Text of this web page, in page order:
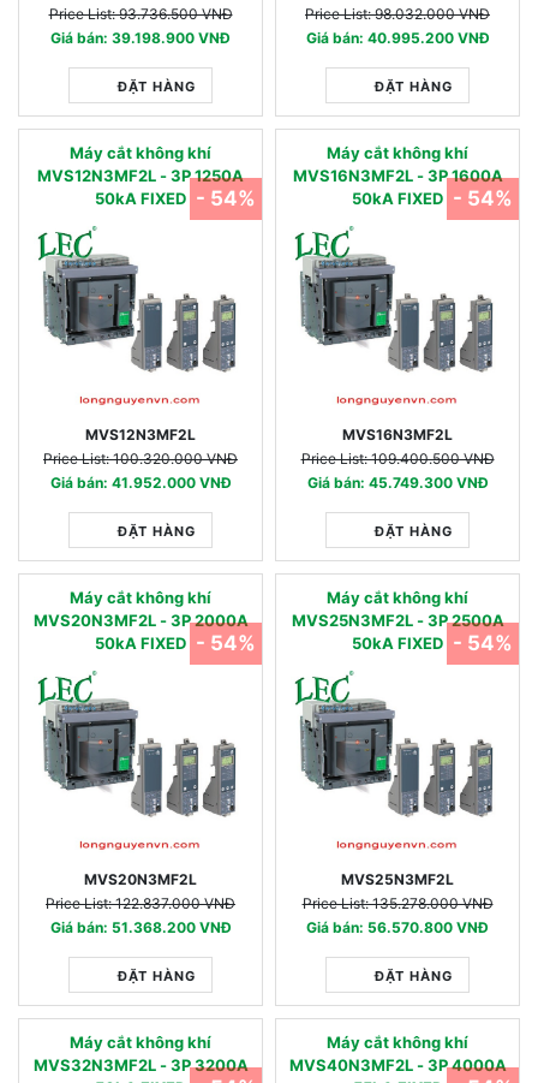
Price List: 93.736.500 VNĐ
Giá bán: 39.198.900 VNĐ
ĐẶT HÀNG
Price List: 98.032.000 VNĐ
Giá bán: 40.995.200 VNĐ
ĐẶT HÀNG
Máy cắt không khí
MVS12N3MF2L - 3P 1250A
50kA FIXED
MVS12N3MF2L
Price List: 100.320.000 VNĐ
Giá bán: 41.952.000 VNĐ
ĐẶT HÀNG
- 54%
Máy cắt không khí
MVS16N3MF2L - 3P 1600A
50kA FIXED
MVS16N3MF2L
Price List: 109.400.500 VNĐ
Giá bán: 45.749.300 VNĐ
ĐẶT HÀNG
- 54%
Máy cắt không khí
MVS20N3MF2L - 3P 2000A
50kA FIXED
MVS20N3MF2L
Price List: 122.837.000 VNĐ
Giá bán: 51.368.200 VNĐ
ĐẶT HÀNG
- 54%
Máy cắt không khí
MVS25N3MF2L - 3P 2500A
50kA FIXED
MVS25N3MF2L
Price List: 135.278.000 VNĐ
Giá bán: 56.570.800 VNĐ
ĐẶT HÀNG
- 54%
Máy cắt không khí
MVS32N3MF2L - 3P 3200A
Máy cắt không khí
MVS40N3MF2L - 3P 4000A